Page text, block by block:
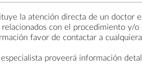
la atención directa de un doctor
con el procedimiento y/
favor de contactar a
proveerá información